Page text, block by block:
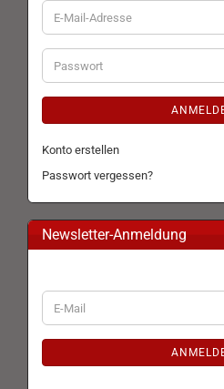
E-
Mail-
Adresse
Passwort
Konto erstellen
Passwort vergessen?
Newsletter-Anmeldung
WEITER
ZUR
E-
Mail